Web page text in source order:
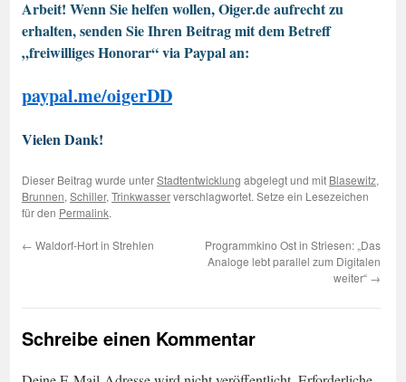
Arbeit! Wenn Sie helfen wollen, Oiger.de aufrecht zu
erhalten, senden Sie Ihren Beitrag mit dem Betreff
„freiwilliges Honorar“ via Paypal an:
paypal.me/oigerDD
Vielen Dank!
Dieser Beitrag wurde unterStadtentwicklung abgelegt und mit Blasewitz,
Brunnen,Schiller,Trinkwasserverschlagwortet. Setze ein Lesezeichen
für den Permalink.
← Waldorf-Hort in Strehlen
Programmkino Ost in Striesen: „Das
Analoge lebt parallel zum Digitalen
weiter“ →
Schreibe einen Kommentar